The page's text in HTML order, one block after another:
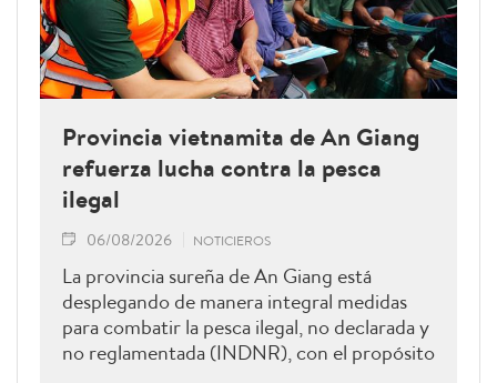
Provincia vietnamita de An Giang
refuerza lucha contra la pesca
ilegal
06/08/2026 NOTICIEROS
La provincia sureña de An Giang está
desplegando de manera integral medidas
para combatir la pesca ilegal, no declarada y
no reglamentada (INDNR), con el propósito